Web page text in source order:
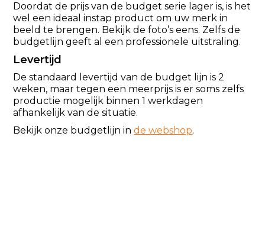
Doordat de prijs van de budget serie lager is, is het
wel een ideaal instap product om uw merk in
beeld te brengen. Bekijk de foto’s eens. Zelfs de
budgetlijn geeft al een professionele uitstraling.
Levertijd
De standaard levertijd van de budget lijn is 2
weken, maar tegen een meerprijs is er soms zelfs
productie mogelijk binnen 1 werkdagen
afhankelijk van de situatie.
Bekijk onze budgetlijn inde webshop.